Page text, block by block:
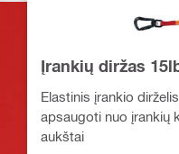
Įrankių diržas
Elastinis įrankio
apsaugoti nuo įrankių
aukštai